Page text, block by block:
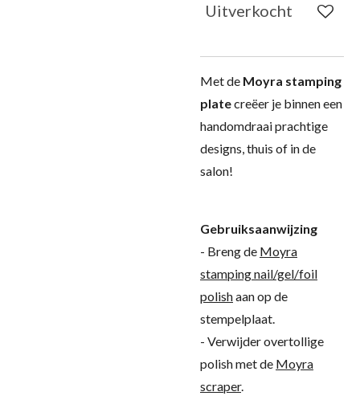
Uitverkocht
Met de Moyra stamping
platecreëer je binnen een
handomdraai prachtige
designs, thuis of in de
salon!
Gebruiksaanwijzing
- Breng de Moyra
stamping nail/gel/foil
polishaan op de
stempelplaat.
- Verwijder overtollige
polish met de Moyra
scraper.